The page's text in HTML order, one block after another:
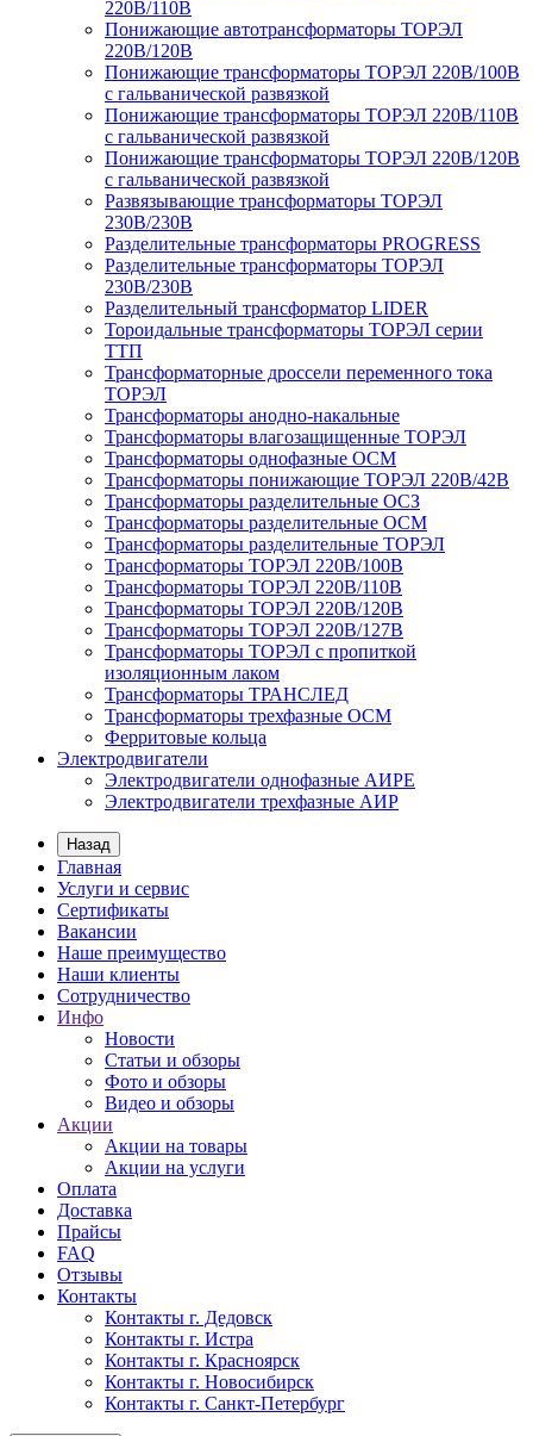
220В/110В
Понижающие автотрансформаторы ТОРЭЛ
220В/120В
Понижающие трансформаторы ТОРЭЛ 220В/100В
с гальванической развязкой
Понижающие трансформаторы ТОРЭЛ 220В/110В
с гальванической развязкой
Понижающие трансформаторы ТОРЭЛ 220В/120В
с гальванической развязкой
Развязывающие трансформаторы ТОРЭЛ
230В/230В
Разделительные трансформаторы PROGRESS
Разделительные трансформаторы ТОРЭЛ
230В/230В
Разделительный трансформатор LIDER
Тороидальные трансформаторы ТОРЭЛ серии
ТТП
Трансформаторные дроссели переменного тока
ТОРЭЛ
Трансформаторы анодно-накальные
Трансформаторы влагозащищенные ТОРЭЛ
Трансформаторы однофазные ОСМ
Трансформаторы понижающие ТОРЭЛ 220В/42В
Трансформаторы разделительные ОСЗ
Трансформаторы разделительные ОСМ
Трансформаторы разделительные ТОРЭЛ
Трансформаторы ТОРЭЛ 220В/100В
Трансформаторы ТОРЭЛ 220В/110В
Трансформаторы ТОРЭЛ 220В/120В
Трансформаторы ТОРЭЛ 220В/127В
Трансформаторы ТОРЭЛ с пропиткой
изоляционным лаком
Трансформаторы ТРАНСЛЕД
Трансформаторы трехфазные ОСМ
Ферритовые кольца
Электродвигатели
Электродвигатели однофазные АИРЕ
Электродвигатели трехфазные АИР
Назад
Главная
Услуги и сервис
Сертификаты
Вакансии
Наше преимущество
Наши клиенты
Сотрудничество
Инфо
Новости
Статьи и обзоры
Фото и обзоры
Видео и обзоры
Акции
Акции на товары
Акции на услуги
Оплата
Доставка
Прайсы
FAQ
Отзывы
Контакты
Контакты г. Дедовск
Контакты г. Истра
Контакты г. Красноярск
Контакты г. Новосибирск
Контакты г. Санкт-Петербург